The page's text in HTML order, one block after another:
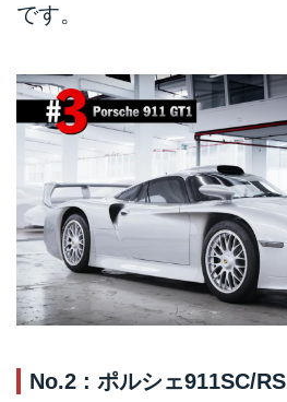
です。
No.2 : ポルシェ911SC/RS